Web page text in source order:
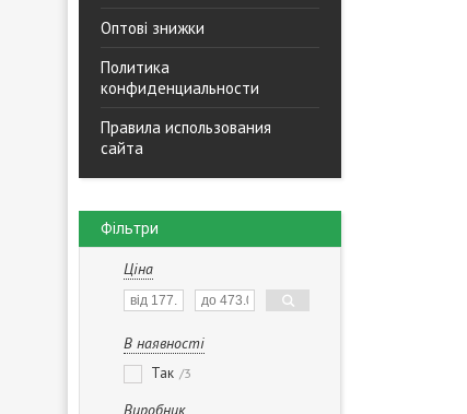
Оптові знижки
Политика
конфиденциальности
Правила использования
сайта
Фільтри
Ціна
В наявності
Так 3
Виробник